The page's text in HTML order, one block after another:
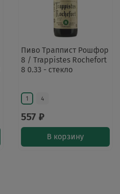
Пиво Траппист Рошфор
8 / Trappistes Rochefort
8 0.33 - стекло
1 4
557 ₽
В корзину